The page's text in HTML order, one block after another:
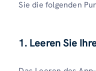
Sie die folgenden
1. Leeren Sie